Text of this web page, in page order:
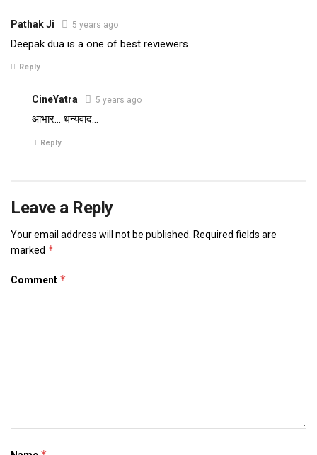
Pathak Ji 5 years ago
Deepak dua is a one of best reviewers
Reply
CineYatra 5 years ago
आभार… धन्यवाद…
Reply
Leave a Reply
Your email address will not be published. Required fields are
marked *
Comment *